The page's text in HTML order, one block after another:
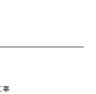
事